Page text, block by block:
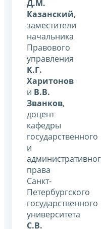
Д.М.
Казанский,
заместители
начальника
Правового
управления
К.Г.
Харитонов
и В.В.
Званков,
доцент
кафедры
государственного
и
права
Санкт-
Петербургского
государственного
университета
С.В.